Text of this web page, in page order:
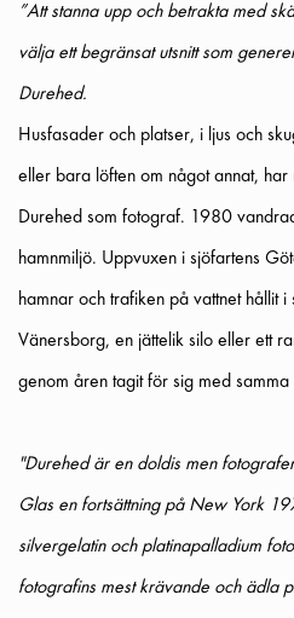
”Att stanna upp och betrakta med
välja ett begränsat utsnitt som
Durehed.
Husfasader och platser, i ljus och
eller bara löften om något annat, har
Durehed som fotograf. 1980
hamnmiljö. Uppvuxen i sjöfartens
hamnar och trafiken på vattnet hållit
Vänersborg, en jättelik silo eller ett
genom åren tagit för sig med
"Durehed är en doldis men
Glas en fortsättning på New York
silvergelatin och platinapalladium
fotografins mest krävande och ädla